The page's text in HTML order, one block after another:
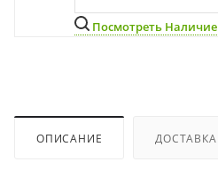
Посмотреть Наличие
ОПИСАНИЕ ДОСТАВКА